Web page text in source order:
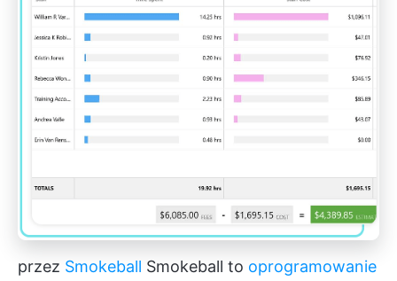
przez Smokeball Smokeball to oprogramowanie